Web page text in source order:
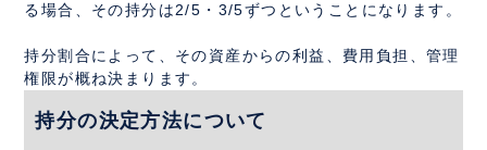
る場合、その持分は2/5・3/5ずつということになります。
持分割合によって、その資産からの利益、費用負担、管理
権限が概ね決まります。
持分の決定方法について